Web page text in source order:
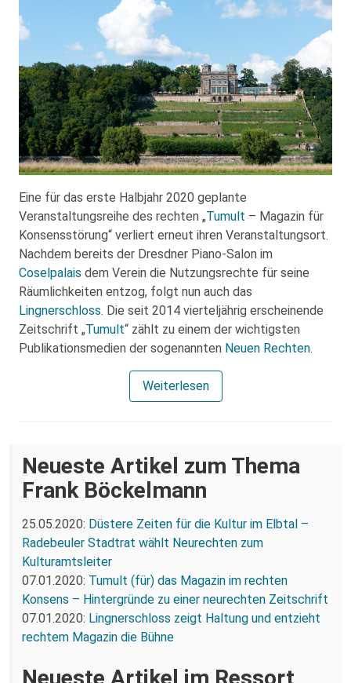
Eine für das erste Halbjahr 2020 geplante
Veranstaltungsreihe des rechten „Tumult – Magazin für
Konsensstörung“ verliert erneut ihren Veranstaltungsort.
Nachdem bereits der Dresdner Piano-Salon im
Coselpalais dem Verein die Nutzungsrechte für seine
Räumlichkeiten entzog, folgt nun auch das
Lingnerschloss. Die seit 2014 vierteljährig erscheinende
Zeitschrift „Tumult“ zählt zu einem der wichtigsten
Publikationsmedien der sogenannten Neuen Rechten.
Weiterlesen
Neueste Artikel zum Thema
Frank Böckelmann
25.05.2020: Düstere Zeiten für die Kultur im Elbtal –
Radebeuler Stadtrat wählt Neurechten zum
Kulturamtsleiter
07.01.2020: Tumult (für) das Magazin im rechten
Konsens – Hintergründe zu einer neurechten Zeitschrift
07.01.2020: Lingnerschloss zeigt Haltung und entzieht
rechtem Magazin die Bühne